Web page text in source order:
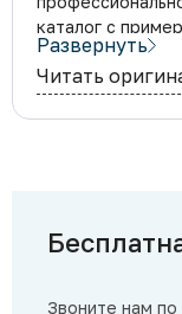
каталог с
Обговорив
замерщик и
дизайн-проекта
Приятно
и
за материалом
Развернуть
Читать
Звоните нам